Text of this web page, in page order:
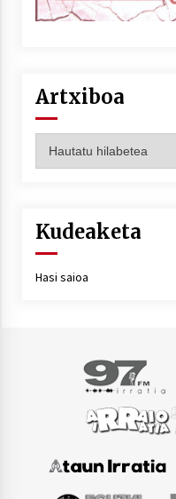
Artxiboa
Kudeaketa
Hasi saioa